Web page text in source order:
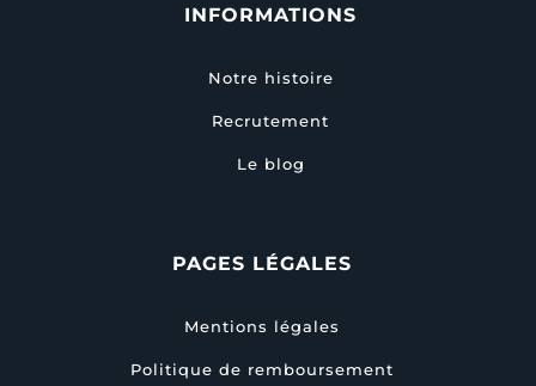
INFORMATIONS
Notre histoire
Recrutement
Le blog
PAGES LÉGALES
Mentions légales
Politique de remboursement